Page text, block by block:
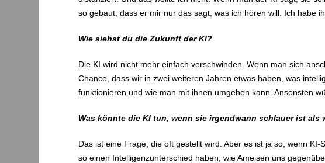
so gebaut, dass er mir nur das sagt, was ich hören will. Ich habe
Wie siehst du die Zukunft der KI?
Die KI wird nicht mehr einfach verschwinden. Wenn man sich
Chance, dass wir in zwei weiteren Jahren etwas haben, was
funktionieren und wie man mit ihnen umgehen kann. Ansonsten
Was könnte die KI tun, wenn sie irgendwann schlauer ist
Das ist eine Frage, die oft gestellt wird. Aber es ist ja so, wenn
so einen Intelligenzunterschied haben, wie Ameisen uns